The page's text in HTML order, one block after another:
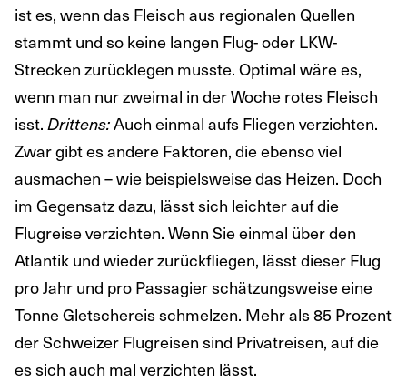
ist es, wenn das Fleisch aus regionalen Quellen
stammt und so keine langen Flug- oder LKW-
Strecken zurücklegen musste. Optimal wäre es,
wenn man nur zweimal in der Woche rotes Fleisch
isst. Drittens:Auch einmal aufs Fliegen verzichten.
Zwar gibt es andere Faktoren, die ebenso viel
ausmachen – wie beispielsweise das Heizen. Doch
im Gegensatz dazu, lässt sich leichter auf die
Flugreise verzichten. Wenn Sie einmal über den
Atlantik und wieder zurückfliegen, lässt dieser Flug
pro Jahr und pro Passagier schätzungsweise eine
Tonne Gletschereis schmelzen. Mehr als 85 Prozent
der Schweizer Flugreisen sind Privatreisen, auf die
es sich auch mal verzichten lässt.